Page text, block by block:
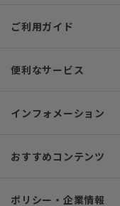
ご利用ガイド
便利なサービス
インフォメーション
おすすめコンテンツ
ポリシー・企業情報